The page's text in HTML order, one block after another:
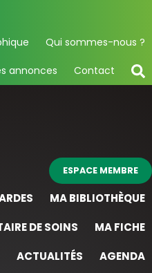
Qui sommes-nous ?
annonces Contact
ESPACE MEMBRE
MA BIBLIOTHÈQUE
DE SOINS
MA FICHE
ACTUALITÉS
AGENDA